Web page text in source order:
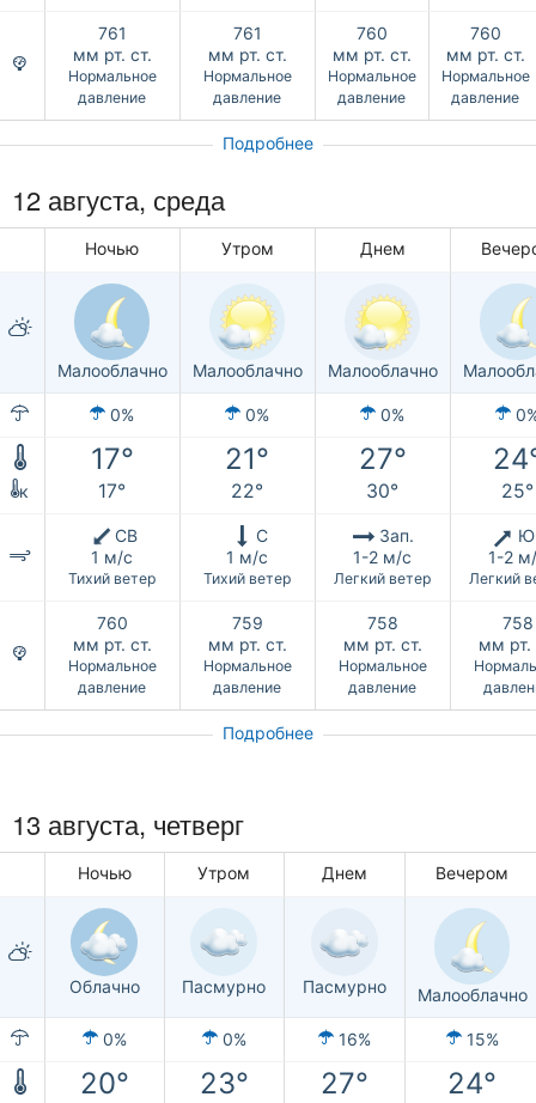
761
мм рт. ст.
Нормальное
давление
761
мм рт. ст.
Нормальное
давление
760
мм рт. ст.
Нормальное
давление
760
мм рт. ст.
Нормальное
давление
Подробнее
12 августа, среда
Ночью Утром Днем
Малооблачно Малооблачно Малооблачно
0% 0% 0%
17° 21° 27°
к 17° 22° 30° 25°
СВ
1 м/с
Тихий ветер
С
1 м/с
Тихий ветер
Зап.
1-2 м/с
Легкий ветер
1-2
Легкий
760
мм рт. ст.
Нормальное
давление
759
мм рт. ст.
Нормальное
давление
758
мм рт. ст.
Нормальное
давление
758
мм рт.
Подробнее
13 августа, четверг
Ночью Утром Днем Вечером
Облачно Пасмурно Пасмурно Малооблачно
0% 0% 16% 15%
20° 23° 27° 24°